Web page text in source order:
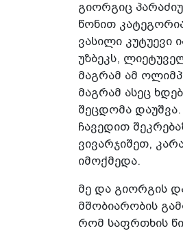
გიორგიც
წონით
ვასილი
უზბეკს,
მაგრამ ამ
მაგრამ ასეც
შეცდომა
ჩავედით
ვივარჯიშეთ,
იმოქმედა.
მე და გიორგის
მშობიარობის
რომ საფრთხის